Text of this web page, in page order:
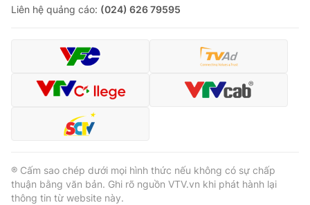
Liên hệ quảng cáo: (024) 626 79595
® Cấm sao chép dưới mọi hình thức nếu không có sự chấp
thuận bằng văn bản. Ghi rõ nguồn VTV.vn khi phát hành lại
thông tin từ website này.